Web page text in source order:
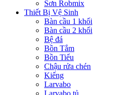
Sơn Robmix
Thiết Bị Vệ Sinh
Bàn cầu 1 khối
Bàn cầu 2 khối
Bệ đá
Bồn Tắm
Bồn Tiểu
Chậu rửa chén
Kiếng
Larvabo
Larvabo tủ